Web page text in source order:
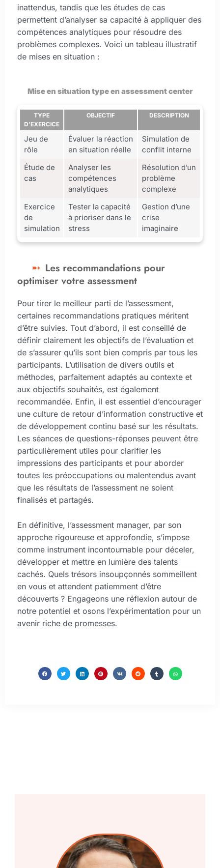
inattendus, tandis que les études de cas
permettent d’analyser sa capacité à appliquer des
compétences analytiques pour résoudre des
problèmes complexes. Voici un tableau illustratif
de mises en situation :
Mise en situation type en assessment center
TYPE
D’EXERCICE
OBJECTIF DESCRIPTION
Jeu de
rôle
Évaluer la réaction
en situation réelle
Simulation de
conflit interne
Étude de
cas
Analyser les
compétences
analytiques
Résolution d’un
problème
complexe
Exercice
de
simulation
Tester la capacité
à prioriser dans le
stress
Gestion d’une
crise
imaginaire
Les recommandations pour
optimiser votre assessment
Pour tirer le meilleur parti de l’assessment,
certaines recommandations pratiques méritent
d’être suivies. Tout d’abord, il est conseillé de
définir clairement les objectifs de l’évaluation et
de s’assurer qu’ils sont bien compris par tous les
participants. L’utilisation de divers outils et
méthodes, parfaitement adaptés au contexte et
aux objectifs souhaités, est également
recommandée. Enfin, il est essentiel d’encourager
une culture de retour d’information constructive et
de développement continu basé sur les résultats.
Les séances de questions-réponses peuvent être
particulièrement utiles pour clarifier les
impressions des participants et pour aborder
toutes les préoccupations ou malentendus avant
que les résultats de l’assessment ne soient
finalisés et partagés.
En définitive, l’assessment manager, par son
approche rigoureuse et approfondie, s’impose
comme instrument incontournable pour déceler,
développer et mettre en lumière des talents
cachés. Quels trésors insoupçonnés sommeillent
en vous et attendent patiemment d’être
découverts ? Engageons une réflexion autour de
notre potentiel et osons l’expérimentation pour un
avenir riche de promesses.